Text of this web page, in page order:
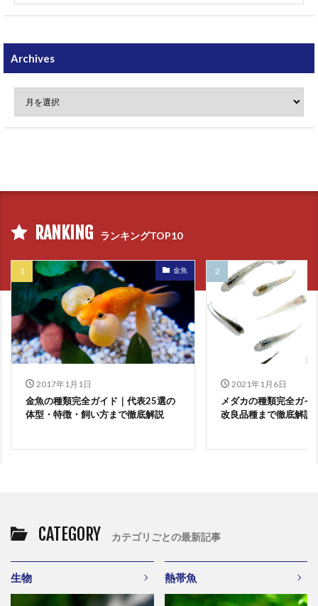
Archives
RANKING ランキングTOP10
金魚
2017年1月1日
金魚の種類完全ガイド｜代表25選の
体型・特徴・飼い方まで徹底解説
2021年1月6日
メダカの種類完全ガイ
改良品種まで徹底解説
CATEGORY カテゴリごとの最新記事
生物 熱帯魚